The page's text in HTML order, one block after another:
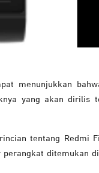
menunjukkan
yang akan dirilis
tentang Redmi
perangkat ditemukan